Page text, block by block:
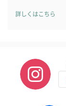
詳しくはこちら